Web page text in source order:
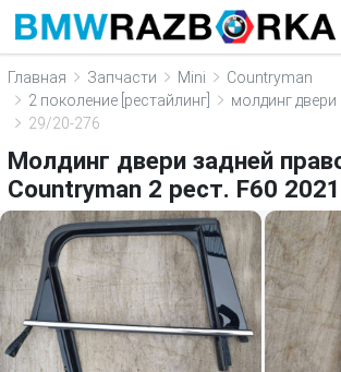
Главная Запчасти Mini
Countryman
2 поколение [рестайлинг]
молдинг
29/20-276
Молдинг двери задней
Countryman 2 рест. F60 2021